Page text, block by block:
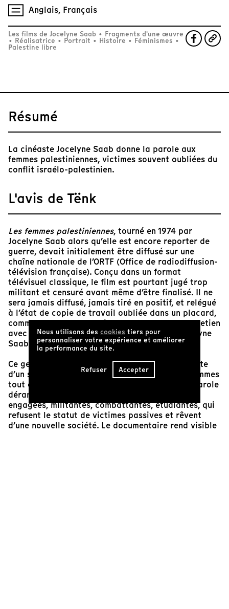
Anglais, Français
Les films de Jocelyne Saab • Fragments d'une œuvre
• Réalisatrice • Portrait • Histoire • Féminismes •
Palestine libre
Résumé
La cinéaste Jocelyne Saab donne la parole aux
femmes palestiniennes, victimes souvent oubliées du
conflit israélo-palestinien.
L'avis de Tënk
Les femmes palestiniennes, tourné en 1974 par
Jocelyne Saab alors qu’elle est encore reporter de
guerre, devait initialement être diffusé sur une
chaîne nationale de l’ORTF (Office de radiodiffusion-
télévision française). Conçu dans un format
télévisuel classique, le film est pourtant jugé trop
militant et censuré avant même d’être finalisé. Il ne
sera jamais diffusé, jamais tiré en positif, et relégué
à l’état de copie de travail oubliée dans un placard,
comme le rappelle Mathilde Rouxel dans un entretien
avec Thomas Filteau autour de l’œuvre de Jocelyne
Saab,
La caméra comme une amie .
Ce geste de mise à l’écart incarne l’ironie violente
d’un système qui prétend offrir la parole aux femmes
tout en les réduisant au silence dès que cette parole
dérange. Saab filme des femmes palestiniennes
engagées, militantes, combattantes, étudiantes, qui
refusent le statut de victimes passives et rêvent
d’une nouvelle société. Le documentaire rend visible
Nous utilisons des cookies tiers pour
personnaliser votre expérience et améliorer
la performance du site.
Refuser Accepter